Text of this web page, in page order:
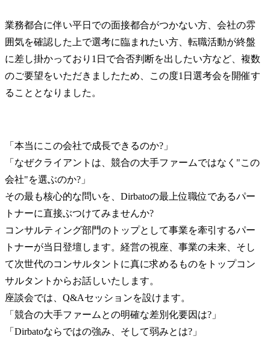
業務都合に伴い平日での面接都合がつかない方、会社の雰
囲気を確認した上で選考に臨まれたい方、転職活動が終盤
に差し掛かっており1日で合否判断を出したい方など、複数
のご要望をいただきましたため、この度1日選考会を開催す
ることとなりました。
「本当にこの会社で成長できるのか?」
「なぜクライアントは、競合の大手ファームではなく"この
会社"を選ぶのか?」
その最も核心的な問いを、Dirbatoの最上位職位であるパー
トナーに直接ぶつけてみませんか?
コンサルティング部門のトップとして事業を牽引するパー
トナーが当日登壇します。経営の視座、事業の未来、そし
て次世代のコンサルタントに真に求めるものをトップコン
サルタントからお話しいたします。
座談会では、Q&Aセッションを設けます。
「競合の大手ファームとの明確な差別化要因は?」
「Dirbatoならではの強み、そして弱みとは?」